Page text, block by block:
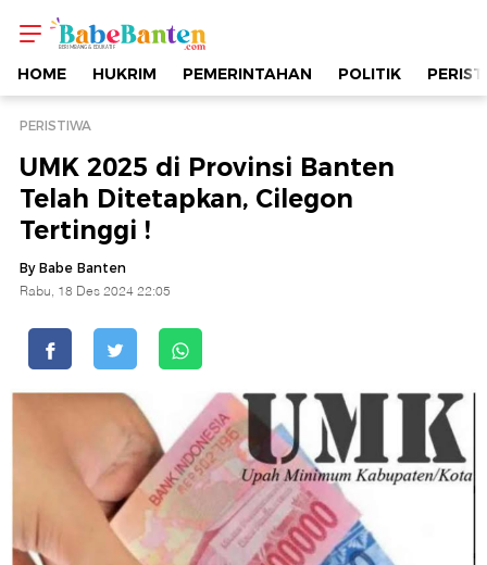
UMK
2025
di
Provinsi
Banten
Telah
Ditetapkan,
Cilegon
Tertinggi
!
HOME HUKRIM PEMERINTAHAN POLITIK
PERISTIWA
UMK 2025 di Provinsi Banten
Telah Ditetapkan, Cilegon
Tertinggi !
By Babe Banten
Rabu, 18 Des 2024 22:05